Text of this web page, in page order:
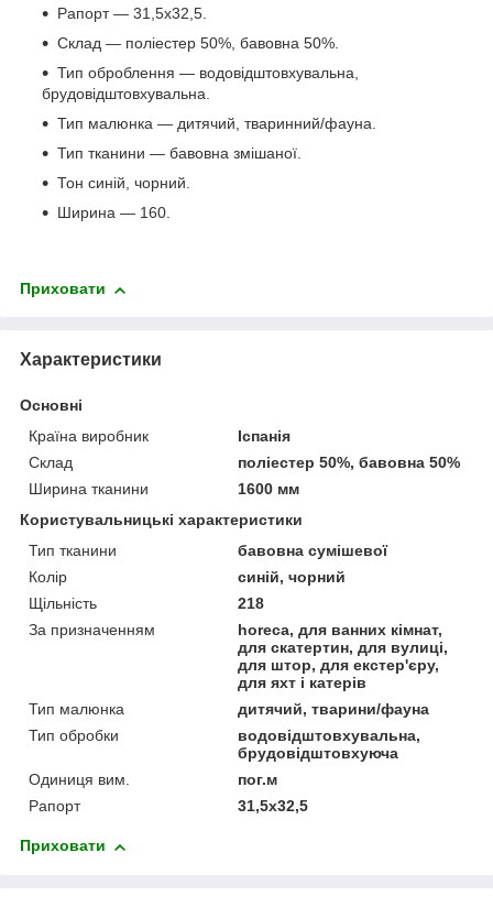
Рапорт — 31,5х32,5.
Склад — поліестер 50%, бавовна 50%.
Тип оброблення — водовідштовхувальна,
брудовідштовхувальна.
Тип малюнка — дитячий, тваринний/фауна.
Тип тканини — бавовна змішаної.
Тон синій, чорний.
Ширина — 160.
Приховати
Характеристики
Основні
Країна виробник
Іспанія
Склад
поліестер 50%, бавовна 50%
Ширина тканини
1600 мм
Користувальницькі характеристики
Тип тканини
бавовна сумішевої
Колір
синій, чорний
Щільність
218
За призначенням
horeca, для ванних кімнат,
для скатертин, для вулиці,
для штор, для екстер'єру,
для яхт і катерів
Тип малюнка
дитячий, тварини/фауна
Тип обробки
водовідштовхувальна,
брудовідштовхуюча
Одиниця вим.
пог.м
Рапорт
31,5х32,5
Приховати